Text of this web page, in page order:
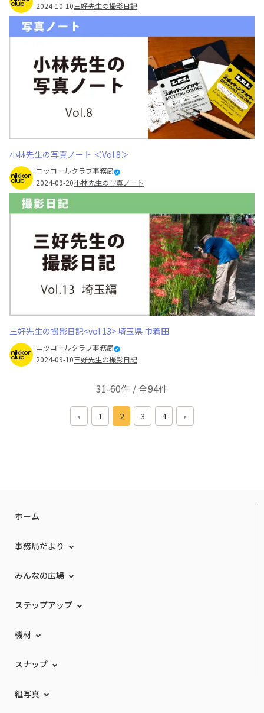
2024-10-10三好先生の撮影日記
小林先生の写真ノート ＜Vol.8＞
ニッコールクラブ事務局
2024-09-20小林先生の写真ノート
三好先生の撮影日記<vol.13> 埼玉県 巾着田
ニッコールクラブ事務局
2024-09-10三好先生の撮影日記
31-60件 / 全94件
‹ 1 2 3 4 ›
ホーム
事務局だより
みんなの広場
ステップアップ
機材
スナップ
組写真